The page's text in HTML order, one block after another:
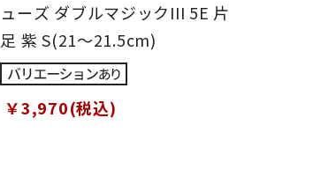
ューズ ダブルマジックIII 5E 片
足 紫 S(21～21.5cm)
￥3,970(税込)